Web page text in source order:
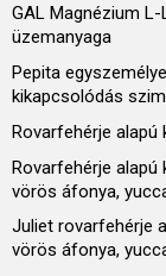
GAL Magnézium
üzemanyaga
Pepita
kikapcsolódás
Rovarfehérje alapú
Rovarfehérje alapú
vörös áfonya,
Juliet rovarfehérje
vörös áfonya,